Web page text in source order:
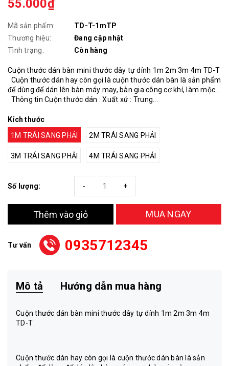
55.000₫
Mã sản phẩm:
TD-T-1mTP
Thương hiệu:
Đang cập nhật
Tình trạng:
Còn hàng
Cuộn thước dán bàn mini thước dây tự dính 1m 2m 3m 4m TD-T
Cuộn thước dán hay còn gọi là cuộn thước dán bàn là sản phẩm
để dùng để dán lên bàn máy may, bàn gia công cơ khí, làm mộc...
Thông tin Cuộn thước dán : Xuất xứ : Trung...
Kích thước
1M TRÁI SANG PHẢI
2M TRÁI SANG PHẢI
3M TRÁI SANG PHẢI 4M TRÁI SANG PHẢI
Số lượng: +
-
Thêm vào giỏ MUA NGAY
Tư vấn 0935712345
Mô tả Hướng dẫn mua hàng
Cuộn thước dán bàn mini thước dây tự dính 1m 2m 3m 4m
TD-T
Cuộn thước dán hay còn gọi là cuộn thước dán bàn là sản